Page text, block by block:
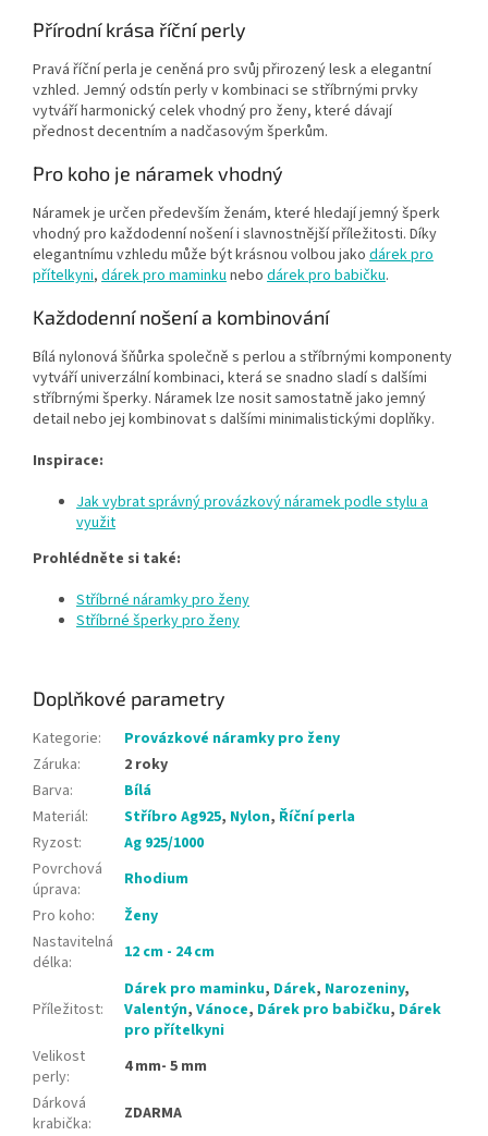
Přírodní krása říční perly
Pravá říční perla je ceněná pro svůj přirozený lesk a elegantní
vzhled. Jemný odstín perly v kombinaci se stříbrnými prvky
vytváří harmonický celek vhodný pro ženy, které dávají
přednost decentním a nadčasovým šperkům.
Pro koho je náramek vhodný
Náramek je určen především ženám, které hledají jemný šperk
vhodný pro každodenní nošení i slavnostnější příležitosti. Díky
elegantnímu vzhledu může být krásnou volbou jako dárek pro
přítelkyni, dárek pro maminku nebo dárek pro babičku.
Každodenní nošení a kombinování
Bílá nylonová šňůrka společně s perlou a stříbrnými komponenty
vytváří univerzální kombinaci, která se snadno sladí s dalšími
stříbrnými šperky. Náramek lze nosit samostatně jako jemný
detail nebo jej kombinovat s dalšími minimalistickými doplňky.
Inspirace:
Jak vybrat správný provázkový náramek podle stylu a
využit
Prohlédněte si také:
Stříbrné náramky pro ženy
Stříbrné šperky pro ženy
Doplňkové parametry
Kategorie:
Provázkové náramky pro ženy
Záruka:
2 roky
Barva:
Bílá
Materiál: Stříbro Ag925, Nylon, Říční perla
Ryzost:
Ag 925/1000
Povrchová
úprava:
Rhodium
Pro koho:
Ženy
Nastavitelná
délka: 12 cm - 24 cm
Příležitost:
Dárek pro maminku, Dárek, Narozeniny,
Valentýn, Vánoce, Dárek pro babičku, Dárek
pro přítelkyni
Velikost
perly:
4 mm- 5 mm
Dárková
krabička:
ZDARMA